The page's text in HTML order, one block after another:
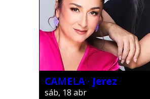
CAMELA · Jerez
sáb, 18 abr